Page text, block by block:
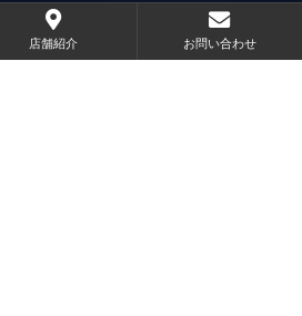
週土曜日・日曜日・祝日
店舗紹介 お問い合わせ